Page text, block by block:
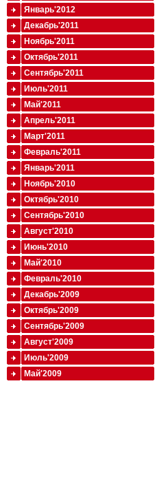
Январь'2012
Декабрь'2011
Ноябрь'2011
Октябрь'2011
Сентябрь'2011
Июль'2011
Май'2011
Апрель'2011
Март'2011
Февраль'2011
Январь'2011
Ноябрь'2010
Октябрь'2010
Сентябрь'2010
Август'2010
Июнь'2010
Май'2010
Февраль'2010
Декабрь'2009
Октябрь'2009
Сентябрь'2009
Август'2009
Июль'2009
Май'2009